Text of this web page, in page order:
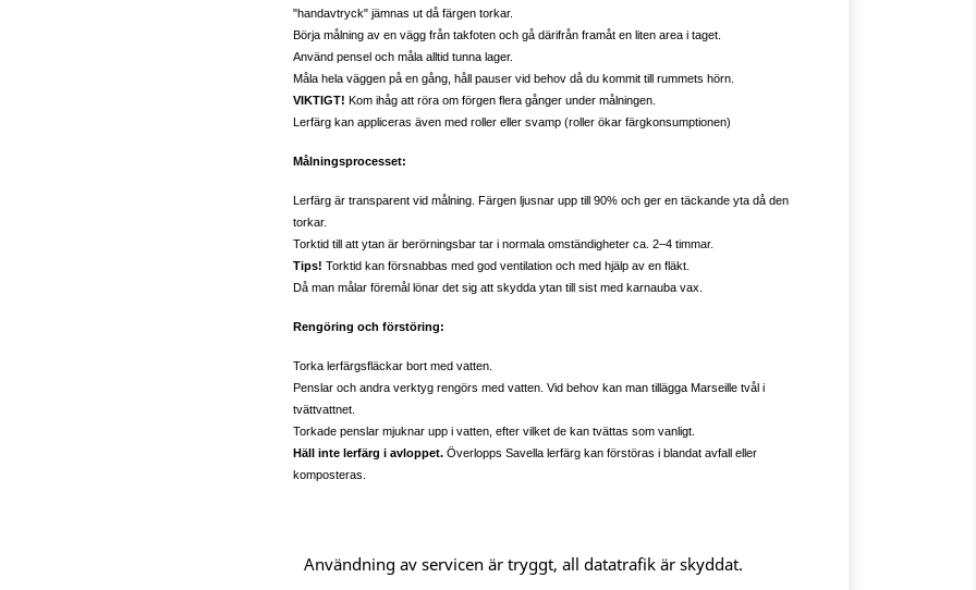
"handavtryck" jämnas ut då färgen torkar.
Börja målning av en vägg från takfoten och gå därifrån framåt en liten area i taget.
Använd pensel och måla alltid tunna lager.
Måla hela väggen på en gång, håll pauser vid behov då du kommit till rummets hörn.
VIKTIGT! Kom ihåg att röra om förgen flera gånger under målningen.
Lerfärg kan appliceras även med roller eller svamp (roller ökar färgkonsumptionen)
Målningsprocesset:
Lerfärg är transparent vid målning. Färgen ljusnar upp till 90% och ger en täckande yta då den
torkar.
Torktid till att ytan är berörningsbar tar i normala omständigheter ca. 2–4 timmar.
Tips! Torktid kan försnabbas med god ventilation och med hjälp av en fläkt.
Då man målar föremål lönar det sig att skydda ytan till sist med karnauba vax.
Rengöring och förstöring:
Torka lerfärgsfläckar bort med vatten.
Penslar och andra verktyg rengörs med vatten. Vid behov kan man tillägga Marseille tvål i
tvättvattnet.
Torkade penslar mjuknar upp i vatten, efter vilket de kan tvättas som vanligt.
Häll inte lerfärg i avloppet. Överlopps Savella lerfärg kan förstöras i blandat avfall eller
komposteras.
Användning av servicen är tryggt, all datatrafik är skyddat.